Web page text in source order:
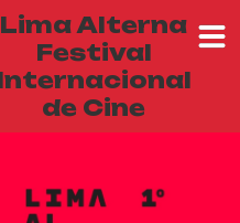
Lima Alterna
Festival
de Cine